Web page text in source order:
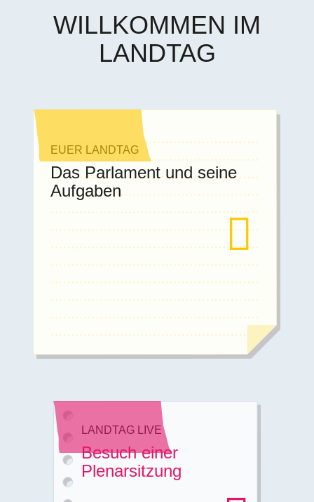
WILLKOMMEN IM
LANDTAG
EUER LANDTAG
Das Parlament und seine
Aufgaben
LANDTAG LIVE
Besuch einer
Plenarsitzung